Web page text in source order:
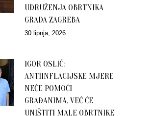
UDRUŽENJA OBRTNIKA
GRADA ZAGREBA
30 lipnja, 2026
IGOR OSLIĆ:
ANTIINFLACIJSKE MJERE
NEĆE POMOĆI
GRAĐANIMA, VEĆ ĆE
UNIŠTITI MALE OBRTNIKE